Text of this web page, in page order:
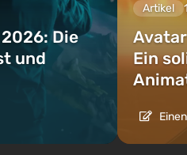
Die
und
Artikel
Ein